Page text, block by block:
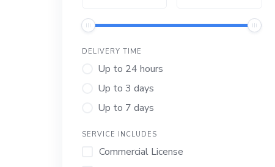
DELIVERY TIME
Up to 24 hours
Up to 3 days
Up to 7 days
SERVICE INCLUDES
Commercial License